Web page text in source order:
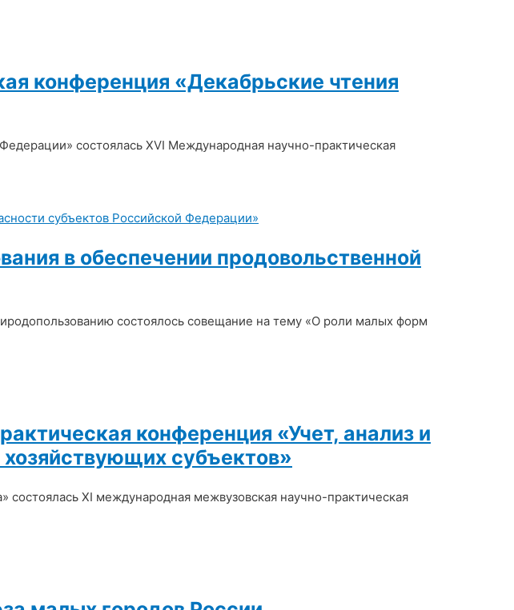
конференция «Декабрьские чтения
состоялась XVI Международная научно-практическая
в обеспечении продовольственной
состоялось совещание на тему «О роли малых форм
конференция «Учет, анализ и
хозяйствующих субъектов»
XI международная межвузовская научно-практическая